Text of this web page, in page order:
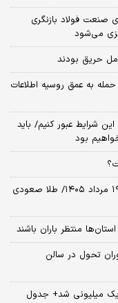
صنعت فولاد بازنگری
حریق بودند
حمله به عمق روسیه اطلاعات
شرایط عبور کنیم/ باید
بود
پیش‌بینی قیمت طلا، دلار و سکه امروز دوشنبه ۱۹ مرداد ۱۴۰۵/ طلا صعودی
تحول در سالن
میلیونی شد+ جدول